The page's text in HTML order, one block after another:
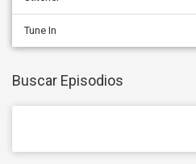
Tune In
Buscar Episodios